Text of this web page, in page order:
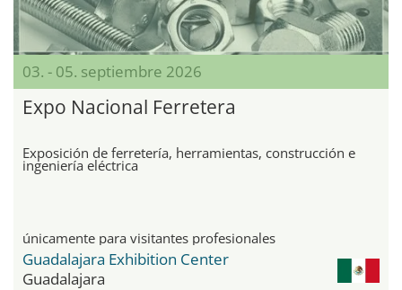
03. - 05. septiembre 2026
Expo Nacional Ferretera
Exposición de ferretería, herramientas, construcción e
ingeniería eléctrica
únicamente para visitantes profesionales
Guadalajara Exhibition Center
Guadalajara